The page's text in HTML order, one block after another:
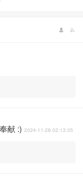
献 :) 2024-11-28 02:13:35